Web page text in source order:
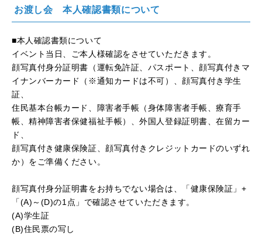
お渡し会 本人確認書類について
■本人確認書類について
イベント当日、ご本人様確認をさせていただきます。
顔写真付身分証明書（運転免許証、パスポート、顔写真付きマ
イナンバーカード（※通知カードは不可）、顔写真付き学生
証、
住民基本台帳カード、障害者手帳（身体障害者手帳、療育手
帳、精神障害者保健福祉手帳）、外国人登録証明書、在留カー
ド、
顔写真付き健康保険証、顔写真付きクレジットカードのいずれ
か）をご準備ください。
顔写真付身分証明書をお持ちでない場合は、「健康保険証」+
「(A) ～ (D)の1 点」で確認させていただきます。
(A)学生証
(B)住民票の写し